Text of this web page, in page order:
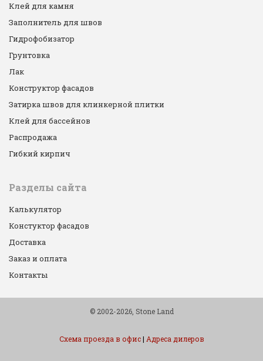
Клей для камня
Заполнитель для швов
Гидрофобизатор
Грунтовка
Лак
Конструктор фасадов
Затирка швов для клинкерной плитки
Клей для бассейнов
Распродажа
Гибкий кирпич
Разделы сайта
Калькулятор
Констуктор фасадов
Доставка
Заказ и оплата
Контакты
© 2002-2026, Stone Land
Схема проезда в офис| Адреса дилеров